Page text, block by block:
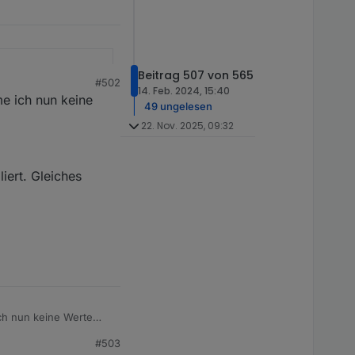
bereit gestellt
die Daten aus
enthält. Der
#502
ich nun keine
Gleiches
nun keine Werte
#503
Beitrag 507 von 565
14. Feb. 2024, 15:40
49 ungelesen
22. Nov. 2025, 09:32